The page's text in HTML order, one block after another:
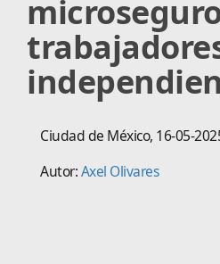
Ciudad de México, 16-05-
Autor:Axel Olivares